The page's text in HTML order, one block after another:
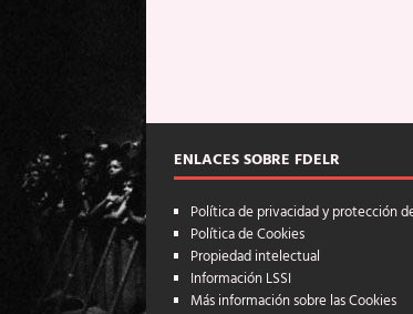
ENLACES SOBRE FDELR
Política de privacidad y protección
Política de Cookies
Propiedad intelectual
Información LSSI
Más información sobre las Cookies